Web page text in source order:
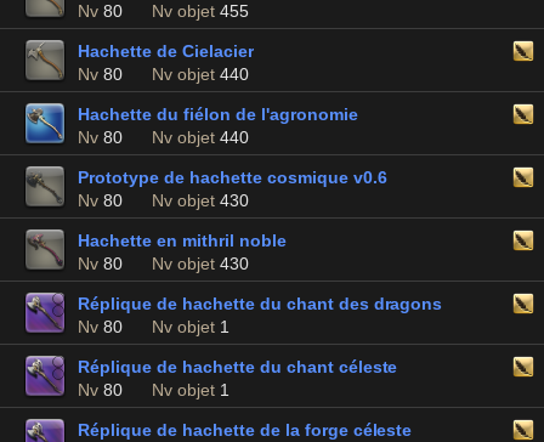
Nv 80 Nv objet 455
Hachette de Cielacier
Nv 80 Nv objet 440
Hachette du fiélon de l'agronomie
Nv 80 Nv objet 440
Prototype de hachette cosmique v0.6
Nv 80 Nv objet 430
Hachette en mithril noble
Nv 80 Nv objet 430
Réplique de hachette du chant des dragons
Nv 80 Nv objet 1
Réplique de hachette du chant céleste
Nv 80 Nv objet 1
Réplique de hachette de la forge céleste